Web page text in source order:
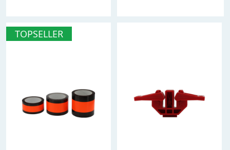
TOPSELLER